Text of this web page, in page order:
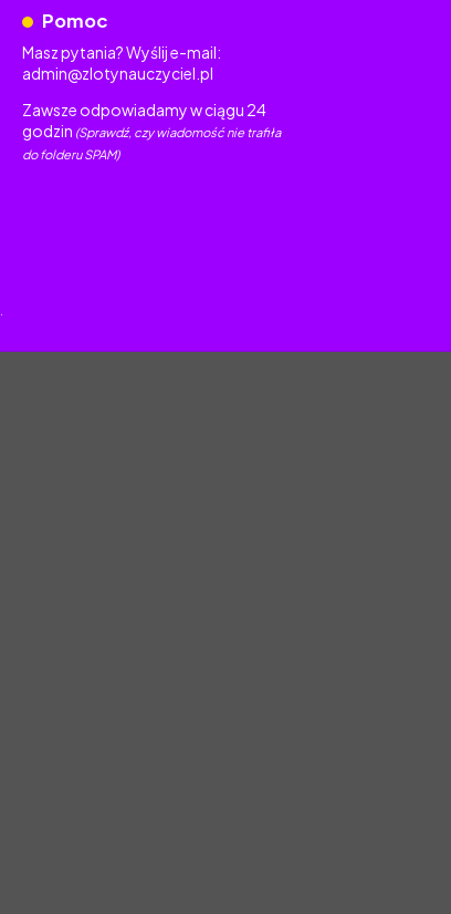
Pomoc
Masz pytania? Wyślij e-mail:
admin@zlotynauczyciel.pl
Zawsze odpowiadamy w ciągu 24
godzin (Sprawdź, czy wiadomość nie trafiła
do folderu SPAM)